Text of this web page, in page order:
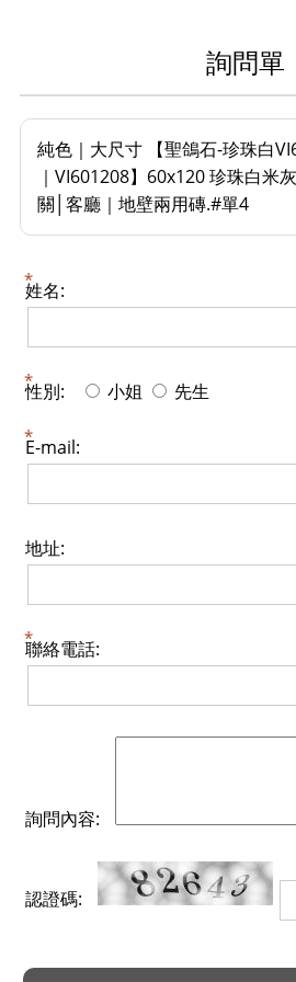
詢問單
純色｜大尺寸 【聖鴿石-珍珠白
｜VI601208】60x120 珍珠白米
關│客廳｜地壁兩用磚.#單4
姓名:
性別: 小姐 先生
E-mail:
地址:
聯絡電話:
詢問內容:
認證碼: